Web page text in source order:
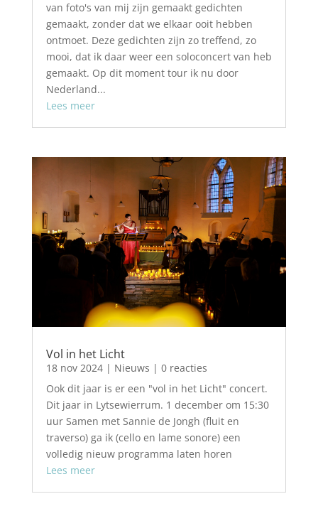
van foto's van mij zijn gemaakt gedichten
gemaakt, zonder dat we elkaar ooit hebben
ontmoet. Deze gedichten zijn zo treffend, zo
mooi, dat ik daar weer een soloconcert van heb
gemaakt. Op dit moment tour ik nu door
Nederland...
Lees meer
Vol in het Licht
18 nov 2024| Nieuws | 0 reacties
Ook dit jaar is er een "vol in het Licht" concert.
Dit jaar in Lytsewierrum. 1 december om 15:30
uur Samen met Sannie de Jongh (fluit en
traverso) ga ik (cello en lame sonore) een
volledig nieuw programma laten horen
Lees meer